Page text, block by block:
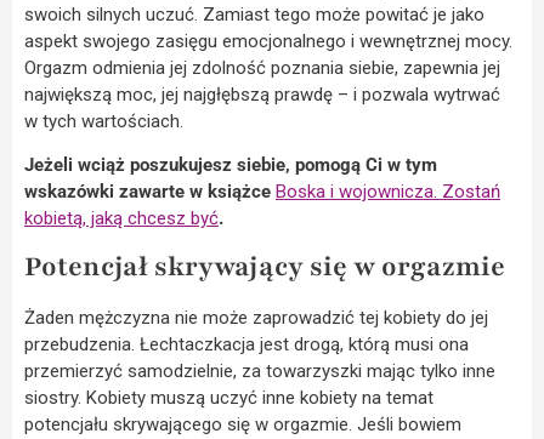
swoich silnych uczuć. Zamiast tego może powitać je jako
aspekt swojego zasięgu emocjonalnego i wewnętrznej mocy.
Orgazm odmienia jej zdolność poznania siebie, zapewnia jej
największą moc, jej najgłębszą prawdę – i pozwala wytrwać
w tych wartościach.
Jeżeli wciąż poszukujesz siebie, pomogą Ci w tym
wskazówki zawarte w książce Boska i wojownicza. Zostań
kobietą, jaką chcesz być.
Potencjał skrywający się w orgazmie
Żaden mężczyzna nie może zaprowadzić tej kobiety do jej
przebudzenia. Łechtaczkacja jest drogą, którą musi ona
przemierzyć samodzielnie, za towarzyszki mając tylko inne
siostry. Kobiety muszą uczyć inne kobiety na temat
potencjału skrywającego się w orgazmie. Jeśli bowiem